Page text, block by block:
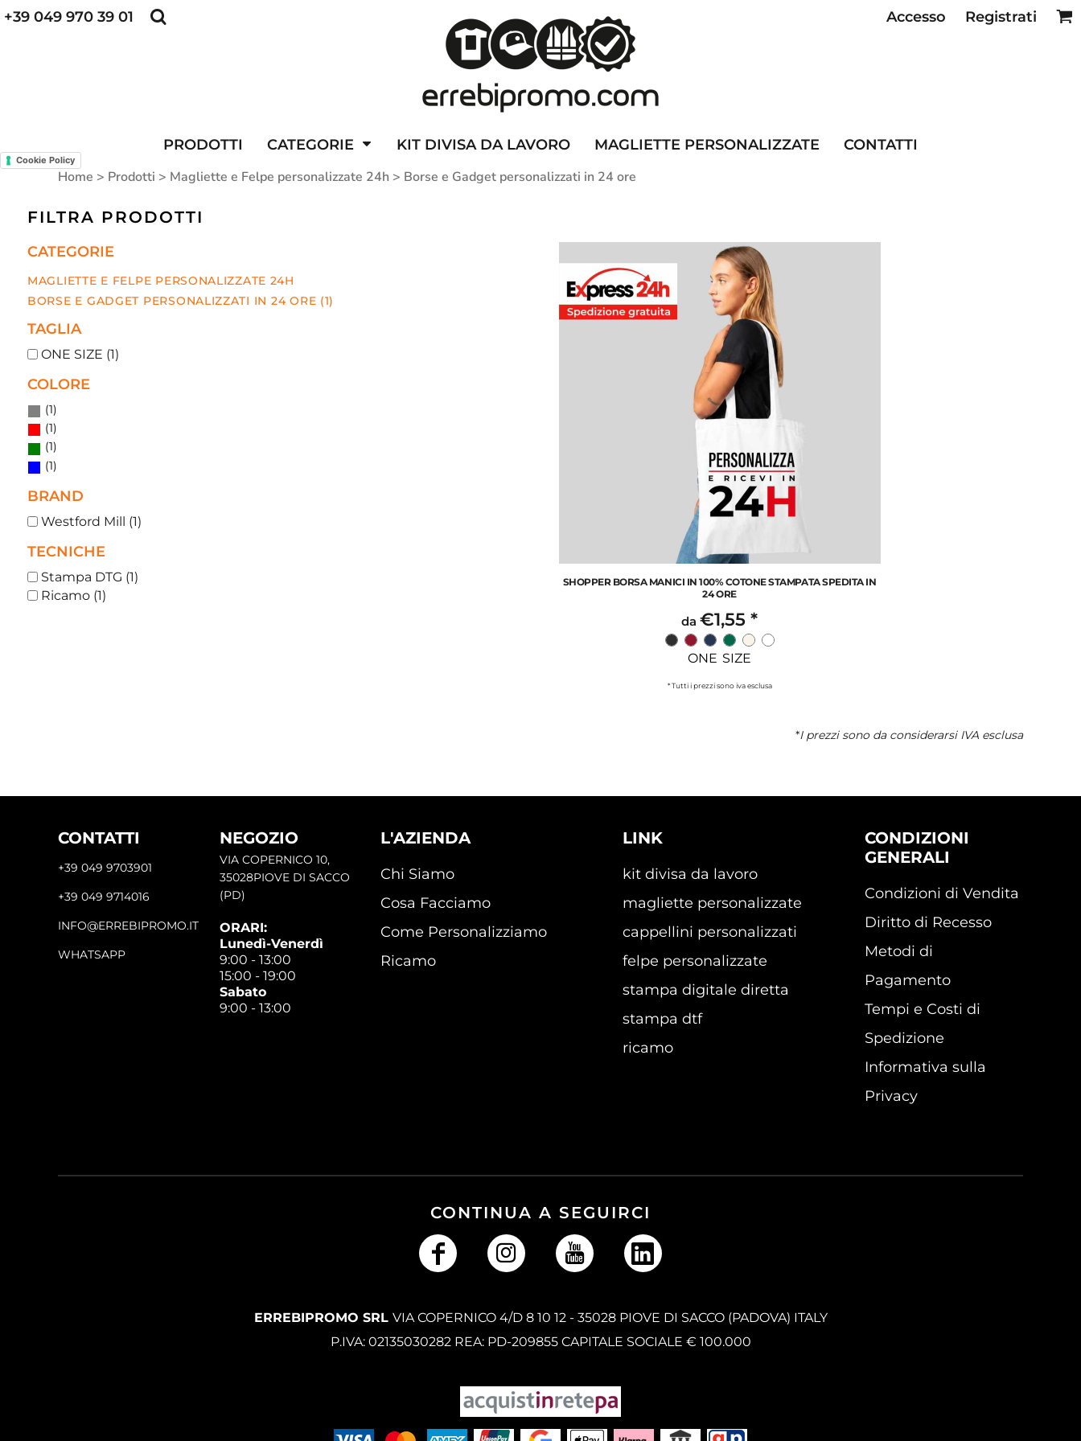
+39 049 970 39 01 Accesso Registrati
PRODOTTI CATEGORIE KIT DIVISA DA LAVORO MAGLIETTE PERSONALIZZATE CONTATTI
Cookie Policy
Home > Prodotti > Magliette e Felpe personalizzate 24h > Borse e Gadget personalizzati in 24 ore
FILTRA PRODOTTI
CATEGORIE
MAGLIETTE E FELPE PERSONALIZZATE 24H
BORSE E GADGET PERSONALIZZATI IN 24 ORE (1)
TAGLIA
ONE SIZE (1)
COLORE
(1)
(1)
(1)
(1)
BRAND
Westford Mill (1)
TECNICHE
Stampa DTG (1)
Ricamo (1)
SHOPPER BORSA MANICI IN 100% COTONE STAMPATA SPEDITA IN
24 ORE
da €1,55 *
ONE SIZE
* Tutti i prezzi sono iva esclusa
*I prezzi sono da considerarsi IVA esclusa
CONTATTI
+39 049 9703901
+39 049 9714016
INFO@ERREBIPROMO.IT
WHATSAPP
NEGOZIO
VIA COPERNICO 10,
35028PIOVE DI SACCO
(PD)
ORARI:
Lunedì-Venerdì
9:00 - 13:00
15:00 - 19:00
Sabato
9:00 - 13:00
L'AZIENDA
Chi Siamo
Cosa Facciamo
Come Personalizziamo
Ricamo
LINK
kit divisa da lavoro
magliette personalizzate
cappellini personalizzati
felpe personalizzate
stampa digitale diretta
stampa dtf
ricamo
CONDIZIONI
GENERALI
Condizioni di Vendita
Diritto di Recesso
Metodi di
Pagamento
Tempi e Costi di
Spedizione
Informativa sulla
Privacy
CONTINUA A SEGUIRCI
ERREBIPROMO SRL VIA COPERNICO 4/D 8 10 12 - 35028 PIOVE DI SACCO (PADOVA) ITALY
P.IVA: 02135030282 REA: PD-209855 CAPITALE SOCIALE € 100.000
PRODOTTI
MAGLIETTE PERSONALIZZATE
CONTATTI
ACCESSO
REGISTRATI
CARRELLO: 0 ARTICOLO
POLO PERSONALIZZATE
DIVISE RISTORAZIONE
POLO PERSONALIZZATE CAPPELLINI PERSONALIZZATI ALTA VISIBILITA'